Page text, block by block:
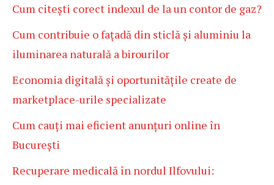
Cum citești corect indexul de la un contor de gaz?
Cum contribuie o fațadă din sticlă și aluminiu la
iluminarea naturală a birourilor
Economia digitală și oportunitățile create de
marketplace-urile specializate
Cum cauți mai eficient anunțuri online în
București
Recuperare medicală în nordul Ilfovului: